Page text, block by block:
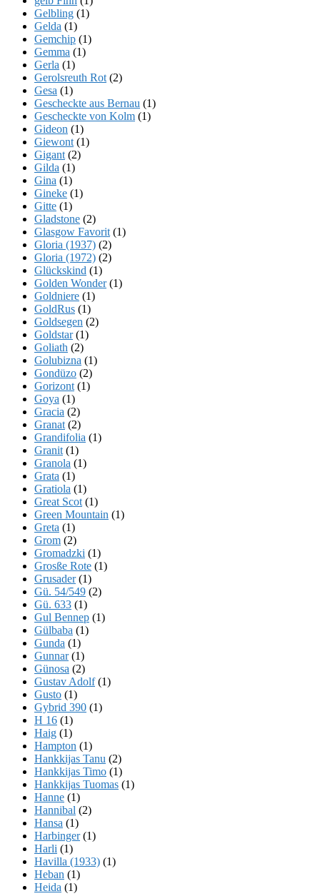
Gelbling (1)
Gelda (1)
Gemchip (1)
Gemma (1)
Gerla (1)
Gerolsreuth Rot (2)
Gesa (1)
Gescheckte aus Bernau (1)
Gescheckte von Kolm (1)
Gideon (1)
Giewont (1)
Gigant (2)
Gilda (1)
Gina (1)
Gineke (1)
Gitte (1)
Gladstone (2)
Glasgow Favorit (1)
Gloria (1937) (2)
Gloria (1972) (2)
Glückskind (1)
Golden Wonder(1)
Goldniere (1)
GoldRus (1)
Goldsegen (2)
Goldstar(1)
Goliath (2)
Golubizna (1)
Gondüzo (2)
Gorizont (1)
Goya (1)
Gracia (2)
Granat (2)
Grandifolia (1)
Granit (1)
Granola (1)
Grata (1)
Gratiola (1)
Great Scot (1)
Green Mountain (1)
Greta (1)
Grom (2)
Gromadzki (1)
Grosße Rote (1)
Grusader(1)
Gü. 54/549 (2)
Gü. 633 (1)
Gul Bennep (1)
Gülbaba (1)
Gunda (1)
Gunnar(1)
Günosa (2)
Gustav Adolf(1)
Gusto (1)
Gybrid 390 (1)
H 16 (1)
Haig (1)
Hampton (1)
Hankkijas Tanu (2)
Hankkijas Timo (1)
Hankkijas Tuomas (1)
Hanne (1)
Hannibal (2)
Hansa (1)
Harbinger(1)
Harli (1)
Havilla (1933) (1)
Heban (1)
Heida (1)